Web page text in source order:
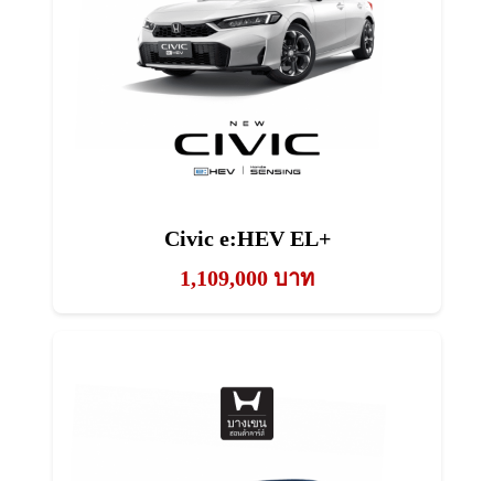
Civic e:HEV EL+
1,109,000 บาท